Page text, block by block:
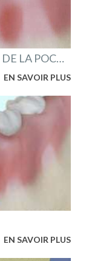
PARODONTITE ET FORMATION DE LA POCHE PARODONTALE
EN SAVOIR PLUS
EN SAVOIR PLUS